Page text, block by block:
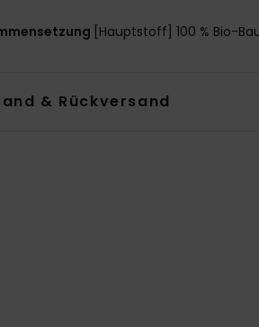
[Hauptstoff] 100 % Bio-
& Rückversand